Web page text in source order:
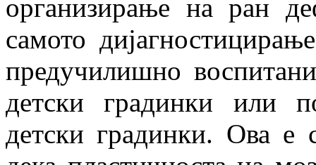
организирање на ран
самото
предучилишно
детски градинки или
детски градинки. Ова е